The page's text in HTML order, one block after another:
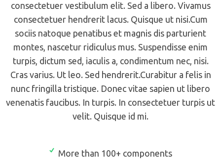
consectetuer vestibulum elit. Sed a libero. Vivamus
consectetuer hendrerit lacus. Quisque ut nisi.Cum
sociis natoque penatibus et magnis dis parturient
montes, nascetur ridiculus mus. Suspendisse enim
turpis, dictum sed, iaculis a, condimentum nec, nisi.
Cras varius. Ut leo. Sed hendrerit.Curabitur a felis in
nunc fringilla tristique. Donec vitae sapien ut libero
venenatis faucibus. In turpis. In consectetuer turpis ut
velit. Quisque id mi.
More than 100+ components